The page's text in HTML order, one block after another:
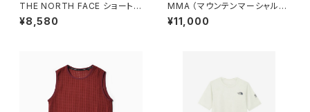
THE NORTH FACE ショートス
リーブフリーランパネルボーダ
ークルー（メンズ） スレートグレ
¥8,580
MMA （マウンテンマーシャルア
ーツ） 100MPJ Trail Sleeve-
less (Black)
¥11,000